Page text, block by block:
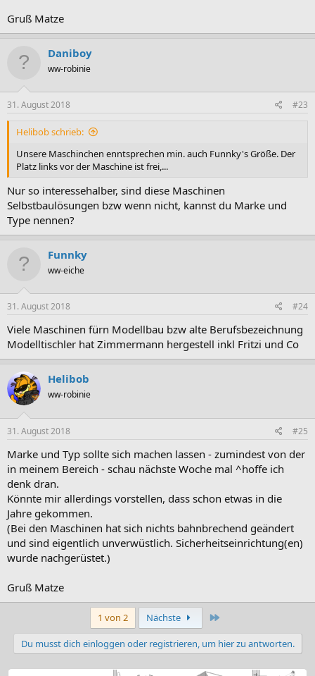
Gruß Matze
Daniboy
ww-robinie
31. August 2018 #23
Helibob schrieb:
Unsere Maschinchen enntsprechen min. auch Funnky's Größe. Der
Platz links vor der Maschine ist frei,...
Nur so interessehalber, sind diese Maschinen
Selbstbaulösungen bzw wenn nicht, kannst du Marke und
Type nennen?
Funnky
ww-eiche
31. August 2018 #24
Viele Maschinen fürn Modellbau bzw alte Berufsbezeichnung
Modelltischler hat Zimmermann hergestell inkl Fritzi und Co
Helibob
ww-robinie
31. August 2018 #25
Marke und Typ sollte sich machen lassen - zumindest von der
in meinem Bereich - schau nächste Woche mal ^hoffe ich
denk dran.
Könnte mir allerdings vorstellen, dass schon etwas in die
Jahre gekommen.
(Bei den Maschinen hat sich nichts bahnbrechend geändert
und sind eigentlich unverwüstlich. Sicherheitseinrichtung(en)
wurde nachgerüstet.)
Gruß Matze
1 von 2 Nächste
Du musst dich einloggen oder registrieren, um hier zu antworten.